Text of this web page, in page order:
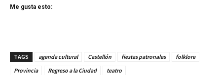
Me gusta esto:
TAGS agenda cultural Castellón fiestas patronales
folklore
Provincia
Regreso a la Ciudad teatro